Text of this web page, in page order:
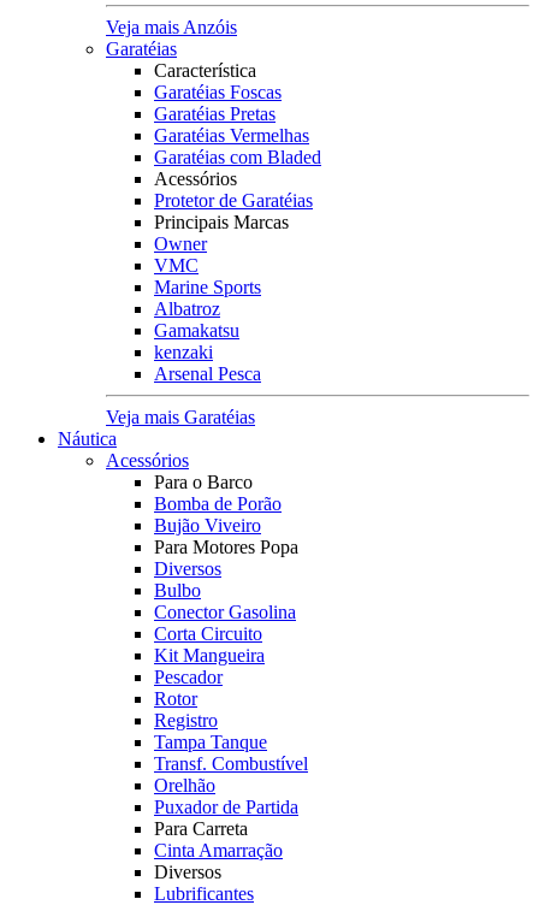
Veja mais Anzóis
Garatéias
Característica
Garatéias Foscas
Garatéias Pretas
Garatéias Vermelhas
Garatéias com Bladed
Acessórios
Protetor de Garatéias
Principais Marcas
Owner
VMC
Marine Sports
Albatroz
Gamakatsu
kenzaki
Arsenal Pesca
Veja mais Garatéias
Náutica
Acessórios
Para o Barco
Bomba de Porão
Bujão Viveiro
Para Motores Popa
Diversos
Bulbo
Conector Gasolina
Corta Circuito
Kit Mangueira
Pescador
Rotor
Registro
Tampa Tanque
Transf. Combustível
Orelhão
Puxador de Partida
Para Carreta
Cinta Amarração
Diversos
Lubrificantes